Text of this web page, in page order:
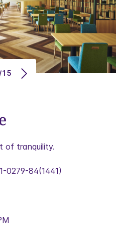
15
of tranquility.
0279-84(1441)